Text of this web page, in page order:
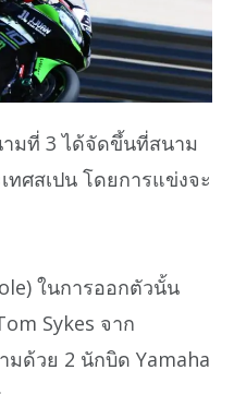
ามที่ 3 ได้จัดขึ้นที่สนาม
ศสเปน โดยการแข่งจะ
ในการออกตัวนั้น
Sykes จาก
มด้วย 2 นักบิด Yamaha